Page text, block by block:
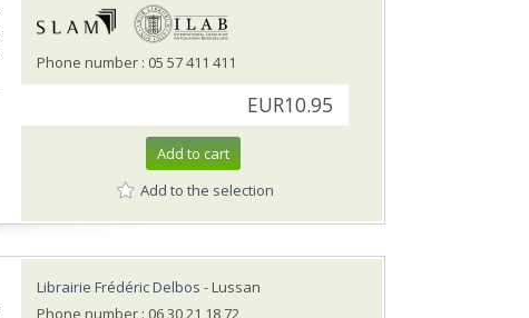
Phone number : 05 57 411 411
EUR10.95
Add to cart
Add to the selection
Librairie Frédéric Delbos - Lussan
Phone number : 06 30 21 18 72